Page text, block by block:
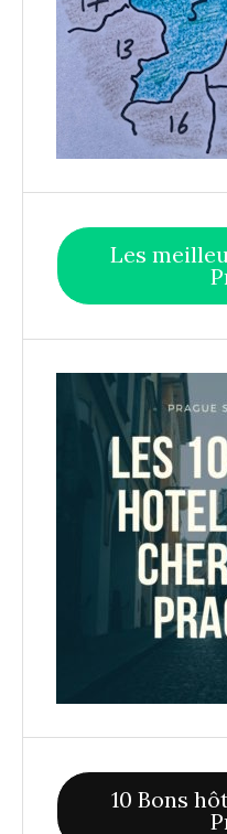
Les
10 Bons